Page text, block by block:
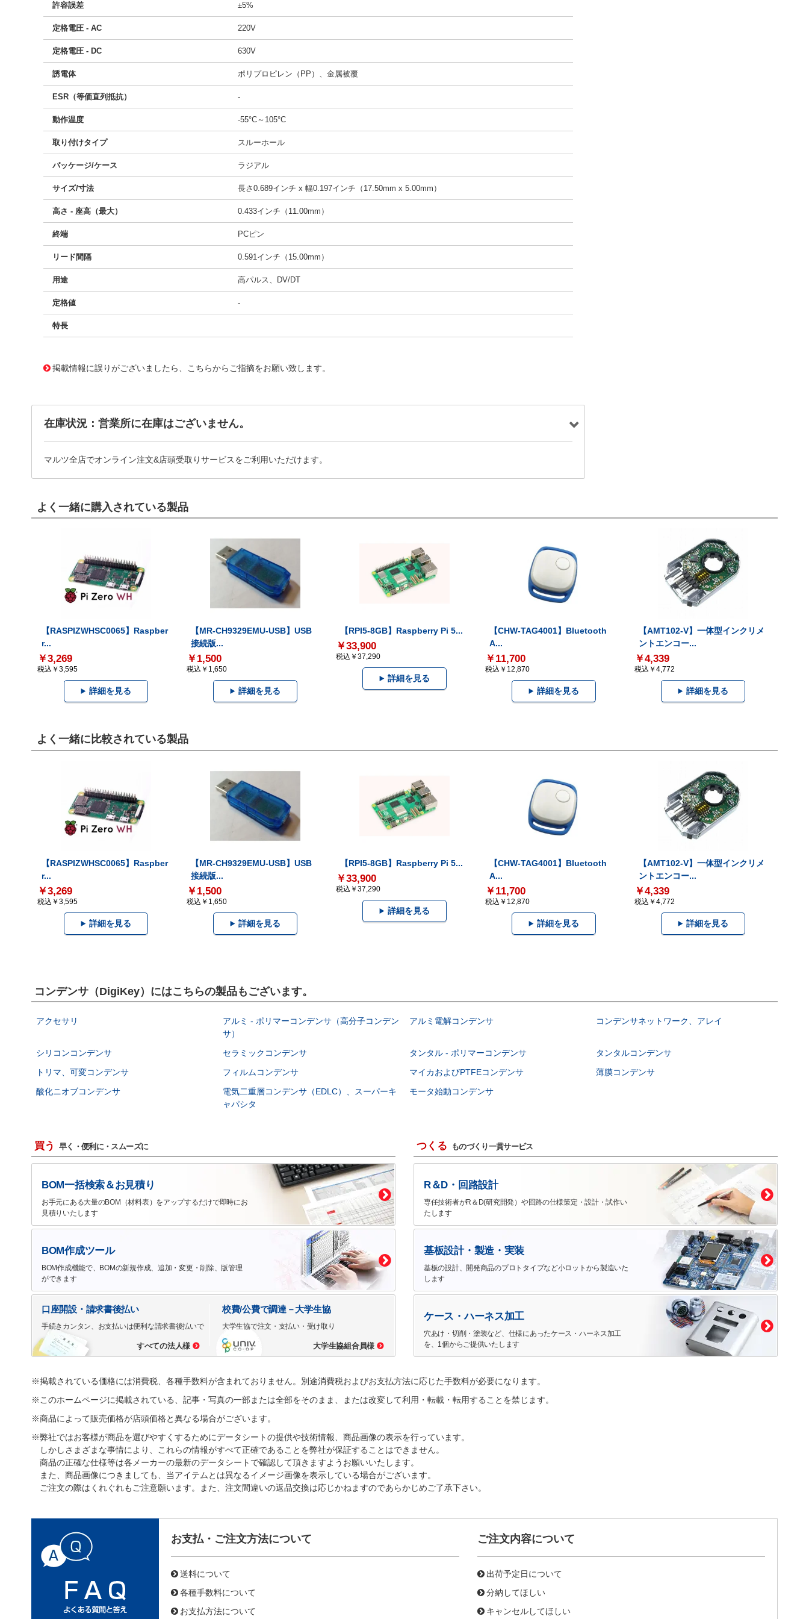
許容誤差 ±5%
定格電圧 - AC 220V
定格電圧 - DC 630V
誘電体 ポリプロピレン（PP）、金属被覆
ESR（等価直列抵抗） -
動作温度 -55°C～105°C
取り付けタイプ スルーホール
パッケージ/ケース ラジアル
サイズ/寸法 長さ0.689インチ x 幅0.197インチ（17.50mm x 5.00mm）
高さ - 座高（最大） 0.433インチ（11.00mm）
終端 PCピン
リード間隔 0.591インチ（15.00mm）
用途 高パルス、DV/DT
定格値 -
特長
掲載情報に誤りがございましたら、こちらからご指摘をお願い致します。
在庫状況：営業所に在庫はございません。
マルツ全店でオンライン注文&店頭受取りサービスをご利用いただけます。
よく一緒に購入されている製品
【RASPIZWHSC0065】Raspber
r...
￥3,269
税込￥3,595
詳細を見る
【MR-CH9329EMU-USB】USB
接続版...
￥1,500
税込￥1,650
詳細を見る
【RPI5-8GB】Raspberry Pi 5...
￥33,900
税込￥37,290
詳細を見る
【CHW-TAG4001】Bluetooth
A...
￥11,700
税込￥12,870
詳細を見る
【AMT102-V】一体型インクリメ
ントエンコー...
￥4,339
税込￥4,772
詳細を見る
よく一緒に比較されている製品
【RASPIZWHSC0065】Raspber
r...
￥3,269
税込￥3,595
詳細を見る
【MR-CH9329EMU-USB】USB
接続版...
￥1,500
税込￥1,650
詳細を見る
【RPI5-8GB】Raspberry Pi 5...
￥33,900
税込￥37,290
詳細を見る
【CHW-TAG4001】Bluetooth
A...
￥11,700
税込￥12,870
詳細を見る
【AMT102-V】一体型インクリメ
ントエンコー...
￥4,339
税込￥4,772
詳細を見る
コンデンサ（DigiKey）にはこちらの製品もございます。
アクセサリ
アルミ - ポリマーコンデンサ（高分子コンデン
サ）
アルミ電解コンデンサ コンデンサネットワーク、アレイ
シリコンコンデンサ セラミックコンデンサ タンタル - ポリマーコンデンサ
タンタルコンデンサ
トリマ、可変コンデンサ
フィルムコンデンサ マイカおよびPTFEコンデンサ
薄膜コンデンサ
酸化ニオブコンデンサ
電気二重層コンデンサ（EDLC）、スーパーキ
ャパシタ
モータ始動コンデンサ
買う 早く・便利に・スムーズに
BOM一括検索＆お見積り
お手元にある大量のBOM（材料表）をアップするだけで即時にお
見積りいたします
BOM作成ツール
BOM作成機能で、BOMの新規作成、追加・変更・削除、版管理
ができます
口座開設・請求書後払い
手続きカンタン、お支払いは便利な請求書後払いで
すべての法人様
校費/公費で調達－大学生協
大学生協で注文・支払い・受け取り
大学生協組合員様
つくる ものづくり一貫サービス
R＆D・回路設計
専任技術者がR＆D(研究開発）や回路の仕様策定・設計・試作い
たします
基板設計・製造・実装
基板の設計、開発商品のプロトタイプなど小ロットから製造いた
します
ケース・ハーネス加工
穴あけ・切削・塗装など、仕様にあったケース・ハーネス加工
を、1個からご提供いたします
※掲載されている価格には消費税、各種手数料が含まれておりません。別途消費税およびお支払方法に応じた手数料が必要になります。
※このホームページに掲載されている、記事・写真の一部または全部をそのまま、または改変して利用・転載・転用することを禁じます。
※商品によって販売価格が店頭価格と異なる場合がございます。
※弊社ではお客様が商品を選びやすくするためにデータシートの提供や技術情報、商品画像の表示を行っています。
しかしさまざまな事情により、これらの情報がすべて正確であることを弊社が保証することはできません。
商品の正確な仕様等は各メーカーの最新のデータシートで確認して頂きますようお願いいたします。
また、商品画像につきましても、当アイテムとは異なるイメージ画像を表示している場合がございます。
ご注文の際はくれぐれもご注意願います。また、注文間違いの返品交換は応じかねますのであらかじめご了承下さい。
お支払・ご注文方法について
送料について
各種手数料について
お支払方法について
ご注文内容について
出荷予定日について
分納してほしい
キャンセルしてほしい